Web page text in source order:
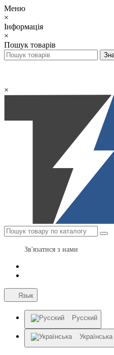
Меню
×
Інформація
×
Пошук товарів
×
Зв'язатися з нами
Язык
Русский
Українська